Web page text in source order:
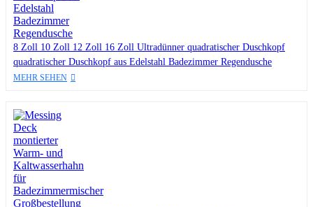
8 Zoll 10 Zoll 12 Zoll 16 Zoll Ultradünner quadratischer Duschkopf
quadratischer Duschkopf aus Edelstahl Badezimmer Regendusche
MEHR SEHEN